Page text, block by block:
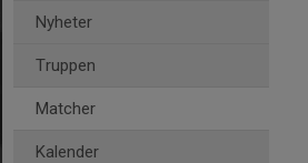
Nyheter
Truppen
Matcher
Kalender